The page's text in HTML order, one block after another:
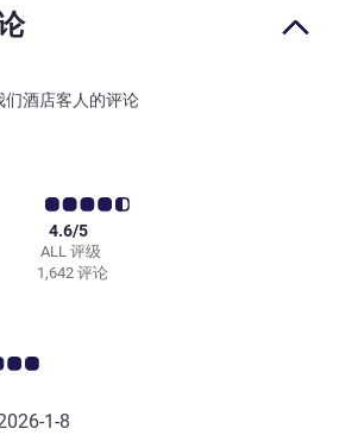
们酒店客人的评论
ALL 评级
4.6/5
1,642 评论
级 5.0/5
1-8